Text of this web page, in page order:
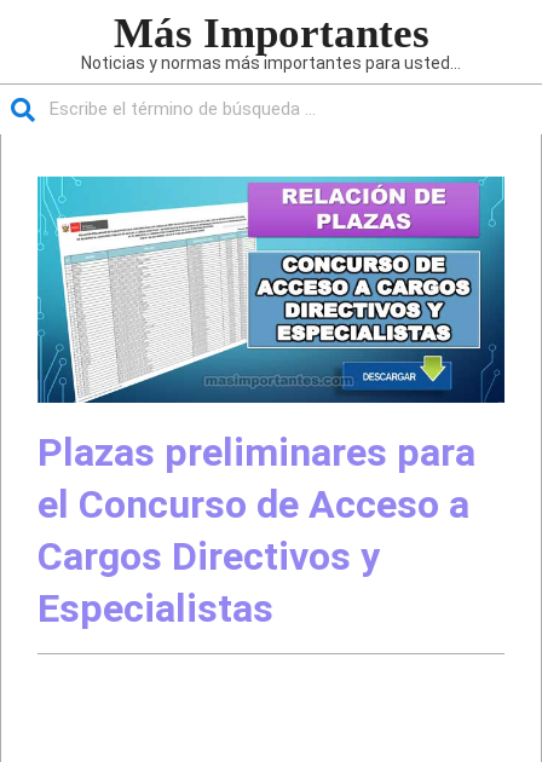
Más Importantes
Noticias y normas más importantes para usted...
navegación
principal
Plazas preliminares para
el Concurso de Acceso a
Cargos Directivos y
Especialistas